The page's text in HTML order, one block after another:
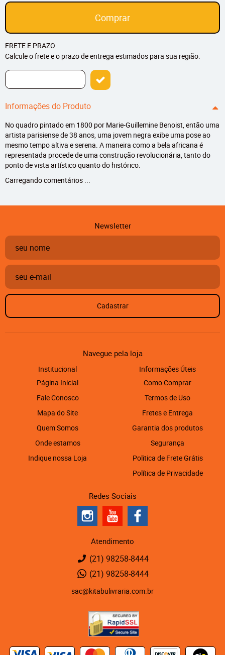
Comprar
FRETE E PRAZO
Calcule o frete e o prazo de entrega estimados para sua região:
Informações do Produto
No quadro pintado em 1800 por Marie-Guillemine Benoist, então uma
artista parisiense de 38 anos, uma jovem negra exibe uma pose ao
mesmo tempo altiva e serena. A maneira como a bela africana é
representada procede de uma construção revolucionária, tanto do
ponto de vista artístico quanto do histórico.
Carregando comentários ...
Newsletter
Cadastrar
Navegue pela loja
Institucional
Página Inicial
Fale Conosco
Mapa do Site
Quem Somos
Onde estamos
Indique nossa Loja
Informações Úteis
Como Comprar
Termos de Uso
Fretes e Entrega
Garantia dos produtos
Segurança
Politica de Frete Grátis
Política de Privacidade
Redes Sociais
Atendimento
(21) 98258-8444
(21) 98258-8444
sac@kitabulivraria.com.br